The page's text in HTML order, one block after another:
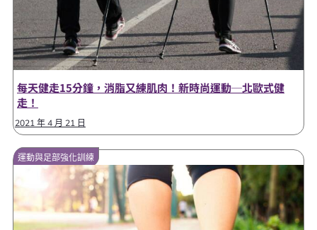
每天健走15分鐘，消脂又練肌肉！新時尚運動─北歐式健
走！
2021 年 4 月 21 日
運動與足部強化訓練